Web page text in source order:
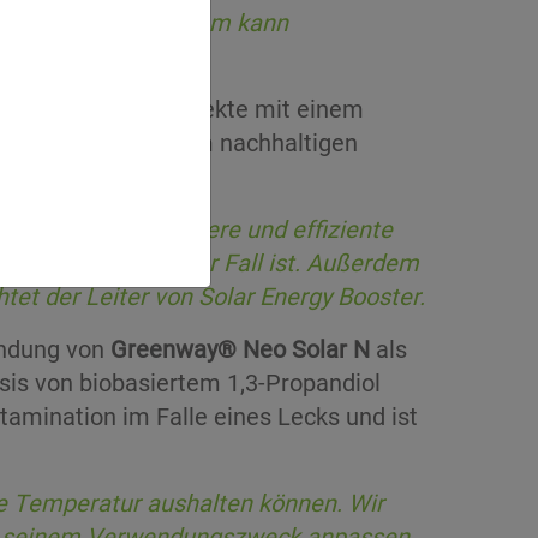
kann
Putman.
immer mehr Projekte mit einem
nach einem nachhaltigen
man dies auf sichere und effiziente
Wärmeträger der Fall ist. Außerdem
der Leiter von Solar Energy Booster.
von Greenway® Neo Solar N als
von biobasiertem 1,3-Propandiol
im Falle eines Lecks und ist
aushalten können. Wir